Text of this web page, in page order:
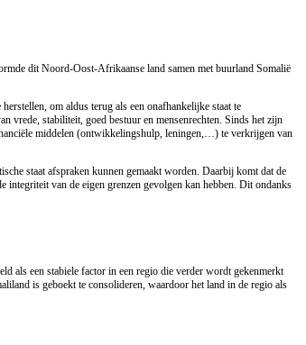
dit Noord-Oost-Afrikaanse land samen met buurland Somalië
om aldus terug als een onafhankelijke staat te
vrede, stabiliteit, goed bestuur en mensenrechten. Sinds het zijn
middelen (ontwikkelingshulp, leningen,…) te verkrijgen van
staat afspraken kunnen gemaakt worden. Daarbij komt dat de
van de eigen grenzen gevolgen kan hebben. Dit ondanks
als een stabiele factor in een regio die verder wordt gekenmerkt
is geboekt te consolideren, waardoor het land in de regio als